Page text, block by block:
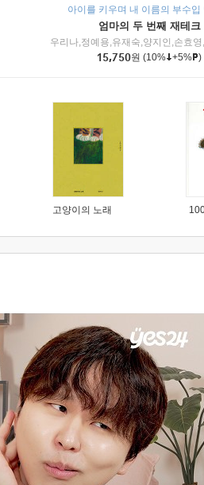
아이를 키우며 내 이름의 부수입
엄마의 두 번째 재테크
15,750원 (10% +5% )
고양이의 노래